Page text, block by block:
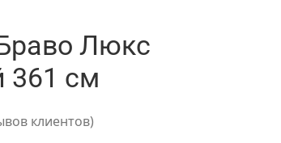
Люкс
361 см
клиентов)